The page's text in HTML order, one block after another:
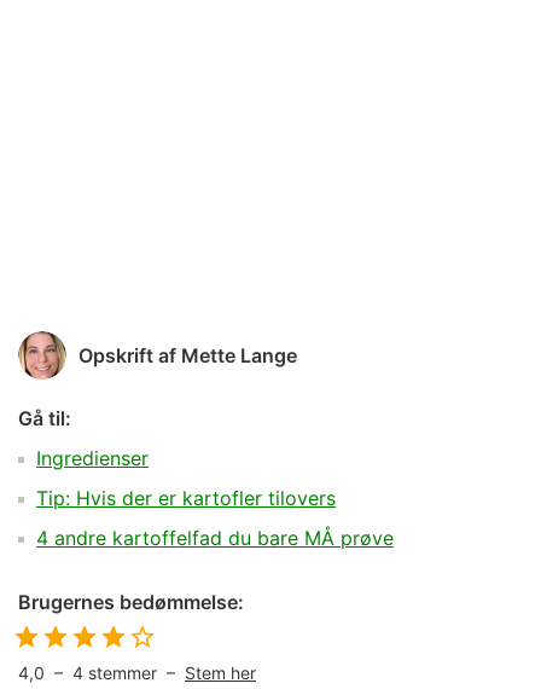
Opskrift af Mette Lange
Gå til:
Ingredienser
Tip: Hvis der er kartofler tilovers
4 andre kartoffelfad du bare MÅ prøve
Brugernes bedømmelse:
4,0 – 4 stemmer – Stem her